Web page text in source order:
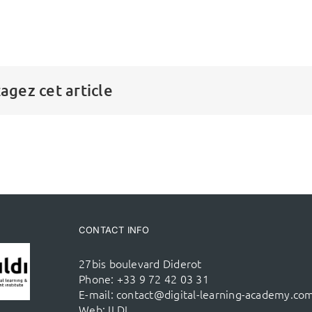
cet article
CONTACT INFO
27bis boulevard Diderot
Phone: +33 9 72 42 03 31
E-mail: contact@digital-learning-